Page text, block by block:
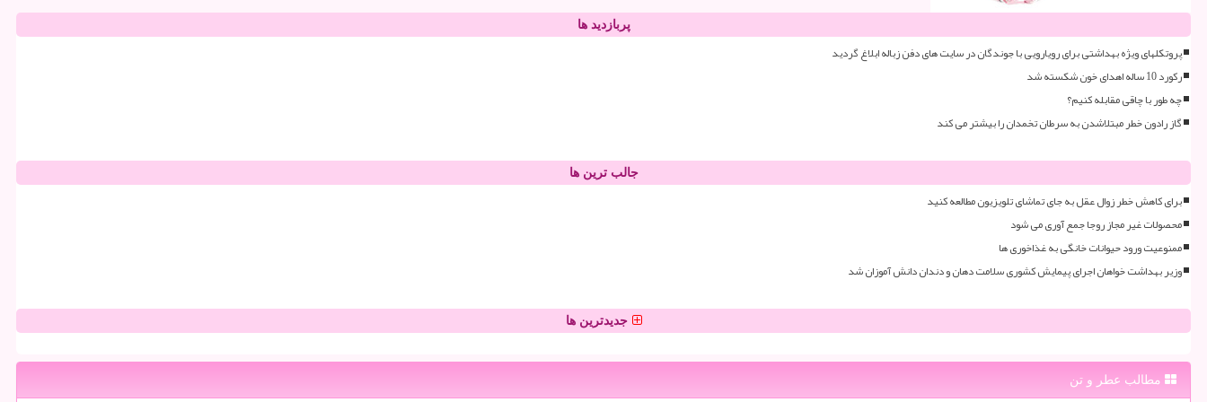
پربازدید ها
پروتکلهای ویژه بهداشتی برای رویارویی با جوندگان در سایت های دفن زباله ابلاغ گردید
رکورد 10 ساله اهدای خون شکسته شد
چه طور با چاقی مقابله کنیم؟
گاز رادون خطر مبتلاشدن به سرطان تخمدان را بیشتر می کند
جالب ترین ها
برای کاهش خطر زوال عقل به جای تماشای تلویزیون مطالعه کنید
محصولات غیر مجاز روجا جمع آوری می شود
ممنوعیت ورود حیوانات خانگی به غذاخوری ها
وزیر بهداشت خواهان اجرای پیمایش کشوری سلامت دهان و دندان دانش آموزان شد
جدیدترین ها
مطالب عطر و تن